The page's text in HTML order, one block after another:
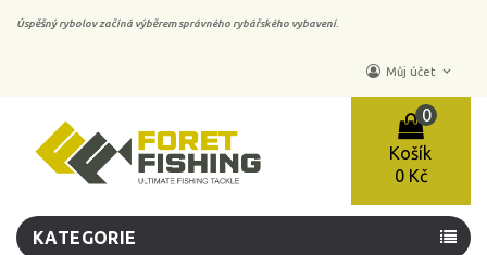
Úspěšný rybolov začíná výběrem správného rybářského vybavení.
Můj účet keyboard_arrow_down
Košík
0
0 Kč
KATEGORIE